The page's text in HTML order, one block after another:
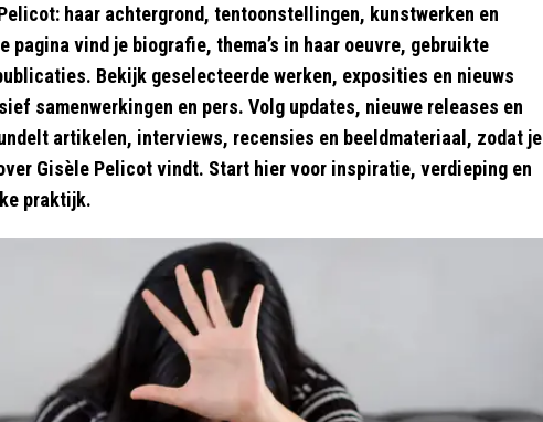
haar achtergrond, tentoonstellingen, kunstwerken en
pagina vind je biografie, thema’s in haar oeuvre, gebruikte
Bekijk geselecteerde werken, exposities en nieuws
samenwerkingen en pers. Volg updates, nieuwe releases en
artikelen, interviews, recensies en beeldmateriaal, zodat je
Gisèle Pelicot vindt. Start hier voor inspiratie, verdieping en
praktijk.